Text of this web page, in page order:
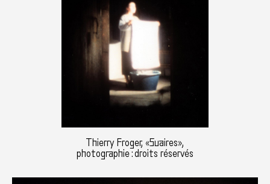
Thierry Froger, «Suaires»,
photographie : droits réservés